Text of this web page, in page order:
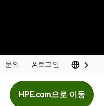
문의 로그인
HPE.com으로 이동